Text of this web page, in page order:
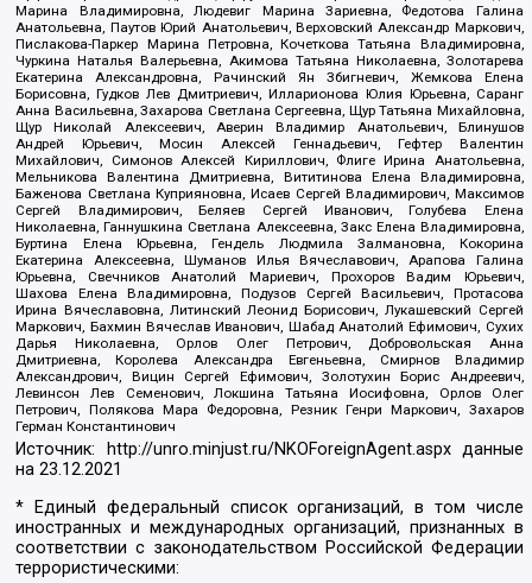
Марина Владимировна, Людевиг Марина Зариевна, Федотова Галина
Анатольевна, Паутов Юрий Анатольевич, Верховский Александр Маркович,
Пислакова-Паркер Марина Петровна, Кочеткова Татьяна Владимировна,
Чуркина Наталья Валерьевна, Акимова Татьяна Николаевна, Золотарева
Екатерина Александровна, Рачинский Ян Збигневич, Жемкова Елена
Борисовна, Гудков Лев Дмитриевич, Илларионова Юлия Юрьевна, Саранг
Анна Васильевна, Захарова Светлана Сергеевна, Щур Татьяна Михайловна,
Щур Николай Алексеевич, Аверин Владимир Анатольевич, Блинушов
Андрей Юрьевич, Мосин Алексей Геннадьевич, Гефтер Валентин
Михайлович, Симонов Алексей Кириллович, Флиге Ирина Анатольевна,
Мельникова Валентина Дмитриевна, Вититинова Елена Владимировна,
Баженова Светлана Куприяновна, Исаев Сергей Владимирович, Максимов
Сергей Владимирович, Беляев Сергей Иванович, Голубева Елена
Николаевна, Ганнушкина Светлана Алексеевна, Закс Елена Владимировна,
Буртина Елена Юрьевна, Гендель Людмила Залмановна, Кокорина
Екатерина Алексеевна, Шуманов Илья Вячеславович, Арапова Галина
Юрьевна, Свечников Анатолий Мариевич, Прохоров Вадим Юрьевич,
Шахова Елена Владимировна, Подузов Сергей Васильевич, Протасова
Ирина Вячеславовна, Литинский Леонид Борисович, Лукашевский Сергей
Маркович, Бахмин Вячеслав Иванович, Шабад Анатолий Ефимович, Сухих
Дарья Николаевна, Орлов Олег Петрович, Добровольская Анна
Дмитриевна, Королева Александра Евгеньевна, Смирнов Владимир
Александрович, Вицин Сергей Ефимович, Золотухин Борис Андреевич,
Левинсон Лев Семенович, Локшина Татьяна Иосифовна, Орлов Олег
Петрович, Полякова Мара Федоровна, Резник Генри Маркович, Захаров
Герман Константинович
Источник: http://unro.minjust.ru/NKOForeignAgent.aspxданные
на23.12.2021
* Единый федеральный список организаций, в том числе
иностранных и международных организаций, признанных в
соответствии с законодательством Российской Федерации
террористическими: